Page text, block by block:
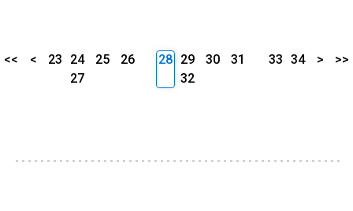
<< < 23 24 25
26
27
28 29 30
31
32
33 34 > >>